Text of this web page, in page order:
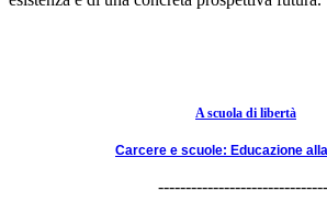
A scuola di libertà
Carcere e scuole: Educazione